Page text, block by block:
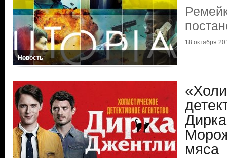
Новость
18 октября
мяса